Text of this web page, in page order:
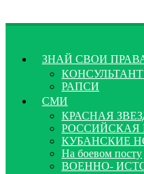
ЗНАЙ СВОИ
РАПСИ
СМИ
КРАСНАЯ
РОССИЙСКАЯ
КУБАНСКИЕ
На боевом посту
ВОЕННО-